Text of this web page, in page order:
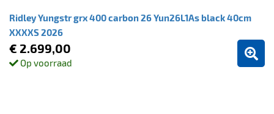
Ridley Yungstr grx 400 carbon 26 Yun26L1As black 40cm
XXXXS 2026
€ 2.699,00
Op voorraad